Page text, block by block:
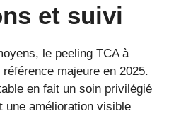
et suivi
le peeling TCA à
majeure en 2025.
en fait un soin privilégié
une amélioration visible